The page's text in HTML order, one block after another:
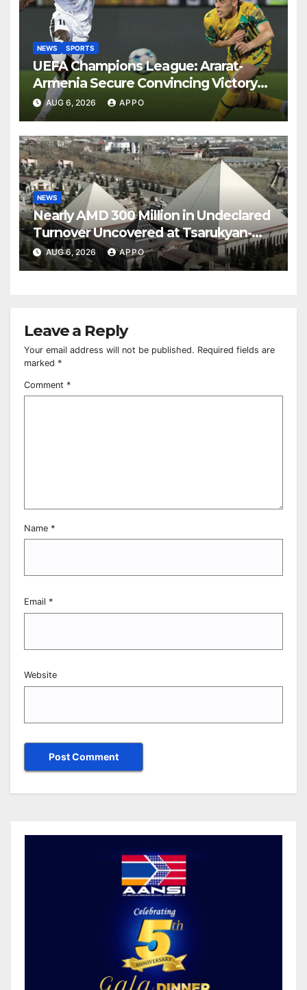
NEWS SPORTS
UEFA Champions League: Ararat-
Armenia Secure Convincing Victory
Over Shamrock Rovers 2-0
AUG 6, 2026 APPO
NEWS
Nearly AMD 300 Million in Undeclared
Turnover Uncovered at Tsarukyan-
Owned Entertainment Center
AUG 6, 2026 APPO
Leave a Reply
Your email address will not be published. Required fields are
marked *
Comment *
Name *
Email *
Website